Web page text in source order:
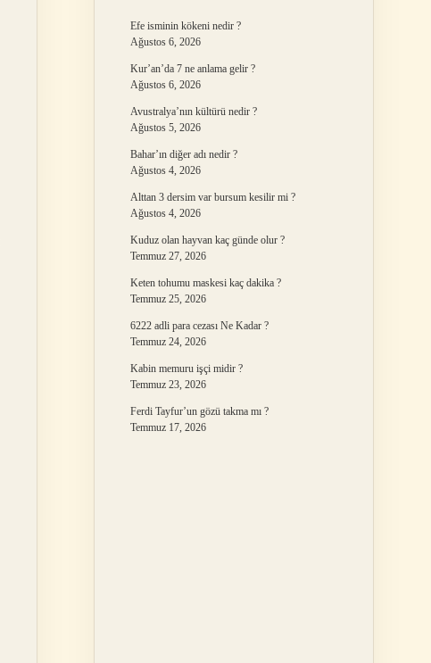
Efe isminin kökeni nedir ?
Ağustos 6, 2026
Kur’an’da 7 ne anlama gelir ?
Ağustos 6, 2026
Avustralya’nın kültürü nedir ?
Ağustos 5, 2026
Bahar’ın diğer adı nedir ?
Ağustos 4, 2026
Alttan 3 dersim var bursum kesilir mi ?
Ağustos 4, 2026
Kuduz olan hayvan kaç günde olur ?
Temmuz 27, 2026
Keten tohumu maskesi kaç dakika ?
Temmuz 25, 2026
6222 adli para cezası Ne Kadar ?
Temmuz 24, 2026
Kabin memuru işçi midir ?
Temmuz 23, 2026
Ferdi Tayfur’un gözü takma mı ?
Temmuz 17, 2026